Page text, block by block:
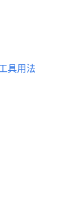
具用法